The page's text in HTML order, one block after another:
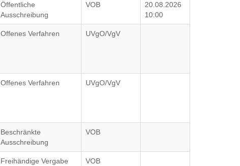
Öffentliche
Ausschreibung
VOB
20.08.2026
10:00
Offenes Verfahren UVgO/VgV
Offenes Verfahren UVgO/VgV
Beschränkte
Ausschreibung
VOB
Freihändige Vergabe VOB